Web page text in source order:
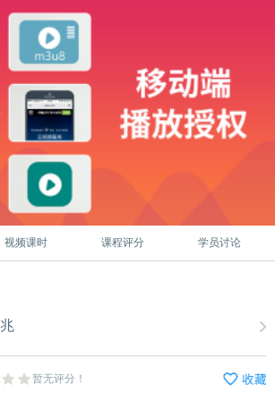
视频课时 课程评分 学员讨论
暂无评分！